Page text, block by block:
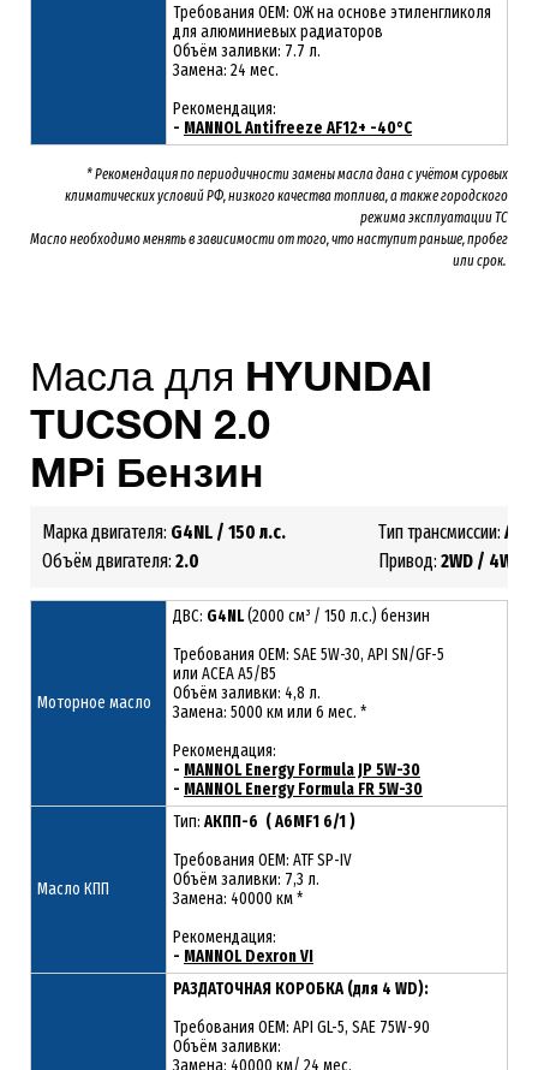
Требования OEM: ОЖ на основе этиленгликоля
для алюминиевых радиаторов
Объём заливки: 7.7 л.
Замена: 24 мес.
Рекомендация:
- MANNOL Antifreeze AF12+ -40°C
* Рекомендация по периодичности замены масла дана с учётом суровых
климатических условий РФ, низкого качества топлива, а также городского
режима эксплуатации ТС
Масло необходимо менятьв зависимости от того, что наступит раньше, пробег
или срок.
Масла для HYUNDAI
TUCSON 2.0
MPi Бензин
Марка двигателя: G4NL / 150 л.с.
Объём двигателя: 2.0
Тип трансмиссии:
Привод: 2WD / 4WD
Моторное масло
ДВС: G4NL(2000 см³ / 150 л.с.) бензин
Требования ОЕМ: SAE 5W-30, API SN/GF-5
или ACEA A5/B5
Объём заливки: 4,8 л.
Замена: 5000 км или 6 мес. *
Рекомендация:
- MANNOL Energy Formula JP 5W-30
- MANNOL Energy Formula FR 5W-30
Масло КПП
Тип: АКПП-6 ( A6MF1 6/1 )
Требования OEM: ATF SP-IV
Объём заливки: 7,3 л.
Замена: 40000 км *
Рекомендация:
- MANNOL Dexron VI
РАЗДАТОЧНАЯ КОРОБКА (для 4 WD):
Требования OEM: API GL-5, SAE 75W-90
Объём заливки:
Замена: 40000 км/ 24 мес.